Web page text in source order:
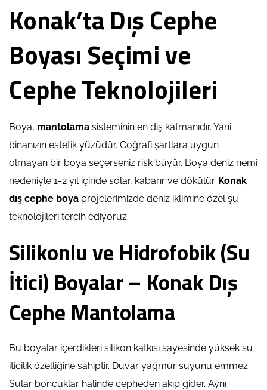
Konak’ta Dış Cephe
Boyası Seçimi ve
Cephe Teknolojileri
Boya, mantolama sisteminin en dış katmanıdır. Yani
binanızın estetik yüzüdür. Coğrafi şartlara uygun
olmayan bir boya seçerseniz risk büyür. Boya deniz nemi
nedeniyle 1-2 yıl içinde solar, kabarır ve dökülür. Konak
dış cephe boya projelerimizde deniz iklimine özel şu
teknolojileri tercih ediyoruz:
Silikonlu ve Hidrofobik (Su
İtici) Boyalar – Konak Dış
Cephe Mantolama
Bu boyalar içerdikleri silikon katkısı sayesinde yüksek su
iticilik özelliğine sahiptir. Duvar yağmur suyunu emmez.
Sular boncuklar halinde cepheden akıp gider. Aynı